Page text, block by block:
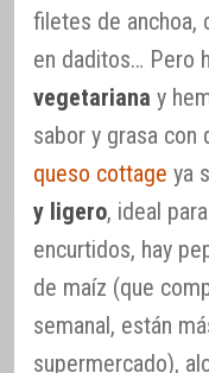
filetes de anchoa,
en daditos… Pero
vegetariana y
sabor y grasa con
queso cottage ya
y ligero, ideal
encurtidos, hay
de maíz (que
semanal, están
supermercado),